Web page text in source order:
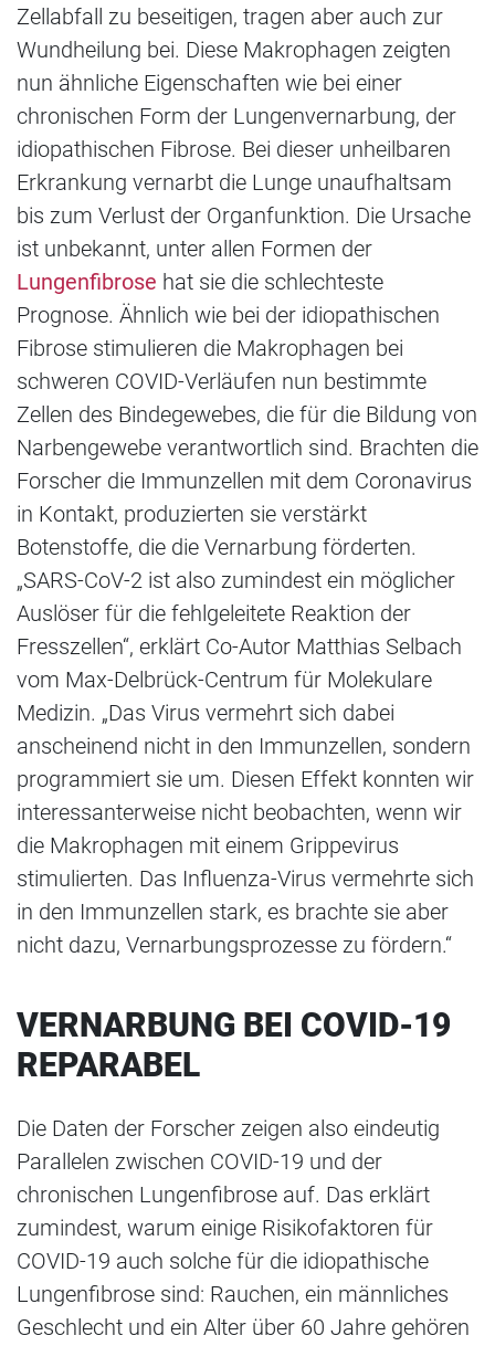
Zellabfall zu beseitigen, tragen aber auch zur
Wundheilung bei. Diese Makrophagen zeigten
nun ähnliche Eigenschaften wie bei einer
chronischen Form der Lungenvernarbung, der
idiopathischen Fibrose. Bei dieser unheilbaren
Erkrankung vernarbt die Lunge unaufhaltsam
bis zum Verlust der Organfunktion. Die Ursache
ist unbekannt, unter allen Formen der
Lungenfibrose hat sie die schlechteste
Prognose. Ähnlich wie bei der idiopathischen
Fibrose stimulieren die Makrophagen bei
schweren COVID-Verläufen nun bestimmte
Zellen des Bindegewebes, die für die Bildung von
Narbengewebe verantwortlich sind. Brachten die
Forscher die Immunzellen mit dem Coronavirus
in Kontakt, produzierten sie verstärkt
Botenstoffe, die die Vernarbung förderten.
„SARS-CoV-2 ist also zumindest ein möglicher
Auslöser für die fehlgeleitete Reaktion der
Fresszellen“, erklärt Co-Autor Matthias Selbach
vom Max-Delbrück-Centrum für Molekulare
Medizin. „Das Virus vermehrt sich dabei
anscheinend nicht in den Immunzellen, sondern
programmiert sie um. Diesen Effekt konnten wir
interessanterweise nicht beobachten, wenn wir
die Makrophagen mit einem Grippevirus
stimulierten. Das Influenza-Virus vermehrte sich
in den Immunzellen stark, es brachte sie aber
nicht dazu, Vernarbungsprozesse zu fördern.“
VERNARBUNG BEI COVID-19
REPARABEL
Die Daten der Forscher zeigen also eindeutig
Parallelen zwischen COVID-19 und der
chronischen Lungenfibrose auf. Das erklärt
zumindest, warum einige Risikofaktoren für
COVID-19 auch solche für die idiopathische
Lungenfibrose sind: Rauchen, ein männliches
Geschlecht und ein Alter über 60 Jahre gehören